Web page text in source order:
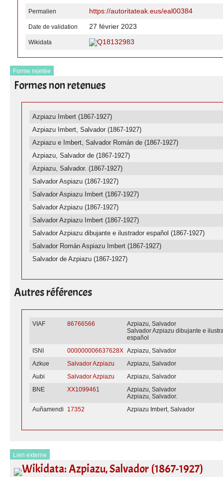
Permalien https://autoritateak.eus/eal00384
Date de validation 27 février 2023
Wikidata Q18132983
Forme rejetée
Formes non retenues
Azpiazu Imbert (1867-1927)
Azpiazu Imbert, Salvador (1867-1927)
Azpiazu e Imbert, Salvador Román de (1867-1927)
Azpiazu, Salvador de (1867-1927)
Azpiazu, Salvador. (1867-1927)
Salvador Aspiazu (1867-1927)
Salvador Aspiazu Imbert (1867-1927)
Salvador Azpiazu (1867-1927)
Salvador Azpiazu Imbert (1867-1927)
Salvador Azpiazu dibujante e ilustrador español (1867-1927)
Salvador Román Aspiazu Imbert (1867-1927)
Salvador de Azpiazu (1867-1927)
Autres références
VIAF 86766566
Azpiazu, Salvador
Salvador Azpiazu dibujante e
español
ISNI
000000006637628X Azpiazu, Salvador
Azkue
Salvador Azpiazu
Azpiazu, Salvador
Aubi
Salvador Azpiazu
Azpiazu, Salvador
BNE
XX1099461
Azpiazu, Salvador
Azpiazu, Salvador.
Auñamendi
17352 Azpiazu Imbert, Salvador
Lien externe
Wikidata: Azpiazu, Salvador (1867-1927)